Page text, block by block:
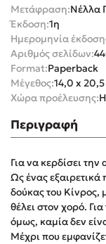
Lucinda Riley
Mimi Matthews
Benzamin Bécue
Rebecca Yarros
Teo Benedetti
Emily Henry
Cori Doerrfeld
Pierdomenico
Δανάη Ιμπραχήμ
Μετάφραση:Νέλλα
Έκδοση:1η
Ημερομηνία
Αριθμός σελίδων:
Format:Paperback
Μέγεθος:14,0 x 20,5
Χώρα προέλευσης:
Περιγραφή
Για να κερδίσει
Ως ένας εξαιρετικά
δούκας του Κίνρος,
θέλει στον χορό.
όμως, καμία δεν
Μέχρι που